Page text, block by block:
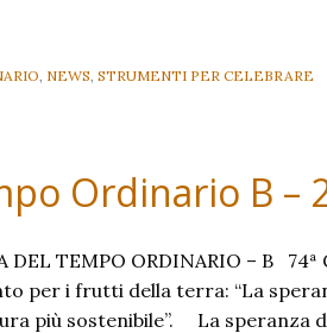
Ordinario
–
NEWS STRUMENTI PER CELEBRARE
Ordinario B –
DEL TEMPO ORDINARIO – B
per i frutti della terra: “La
più sostenibile”. La speranza